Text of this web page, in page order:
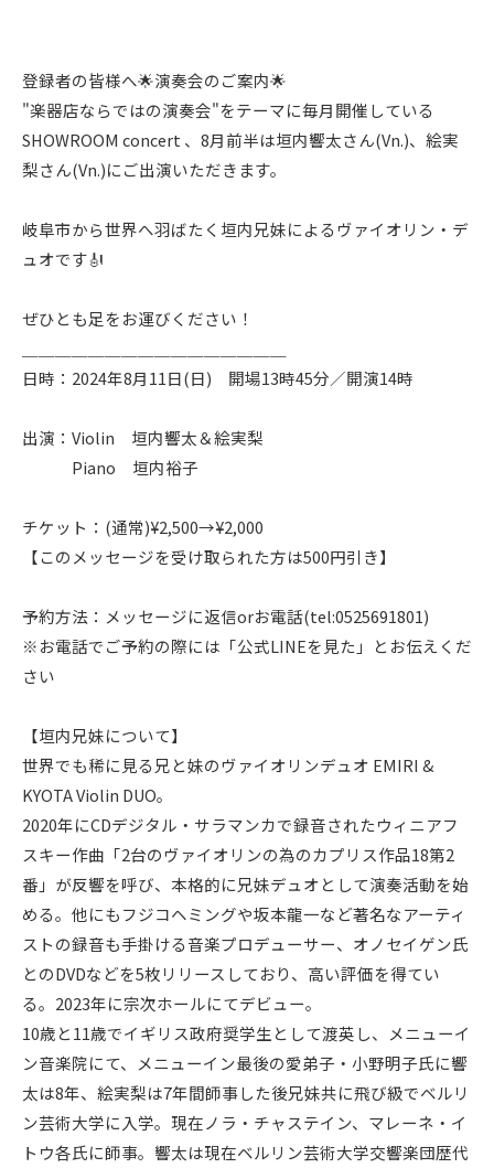
登録者の皆様へ🌟演奏会のご案内🌟
"楽器店ならではの演奏会"をテーマに毎月開催している
SHOWROOM concert 、8月前半は垣内響太さん(Vn.)、絵実
梨さん(Vn.)にご出演いただきます。
岐阜市から世界へ羽ばたく垣内兄妹によるヴァイオリン・デ
ュオです🎻
ぜひとも足をお運びください！
日時：2024年8月11日(日) 開場13時45分／開演14時
出演：Violin 垣内響太＆絵実梨
Piano 垣内裕子
チケット：(通常)¥2,500→¥2,000
【このメッセージを受け取られた方は500円引き】
予約方法：メッセージに返信orお電話(tel:0525691801)
※お電話でご予約の際には「公式LINEを見た」とお伝えくだ
さい
【垣内兄妹について】
世界でも稀に見る兄と妹のヴァイオリンデュオ EMIRI &
KYOTA Violin DUO。
2020年にCDデジタル・サラマンカで録音されたウィニアフ
スキー作曲「2台のヴァイオリンの為のカプリス作品18第2
番」が反響を呼び、本格的に兄妹デュオとして演奏活動を始
める。他にもフジコヘミングや坂本龍一など著名なアーティ
ストの録音も手掛ける音楽プロデューサー、オノセイゲン氏
とのDVDなどを5枚リリースしており、高い評価を得てい
る。2023年に宗次ホールにてデビュー。
10歳と11歳でイギリス政府奨学生として渡英し、メニューイ
ン音楽院にて、メニューイン最後の愛弟子・小野明子氏に響
太は8年、絵実梨は7年間師事した後兄妹共に飛び級でベルリ
ン芸術大学に入学。現在ノラ・チャステイン、マレーネ・イ
トウ各氏に師事。響太は現在ベルリン芸術大学交響楽団歴代